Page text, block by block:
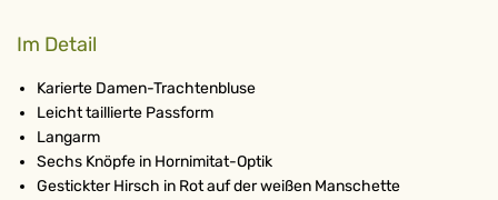
Im Detail
Karierte Damen-Trachtenbluse
Leicht taillierte Passform
Langarm
Sechs Knöpfe in Hornimitat-Optik
Gestickter Hirsch in Rot auf der weißen Manschette